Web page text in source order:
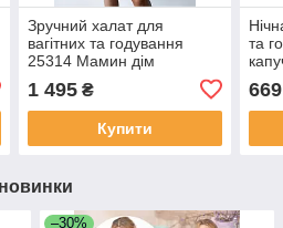
Зручний халат для
вагітних та годування
25314 Мамин дім
1 495₴
Купити
та
669
–30%